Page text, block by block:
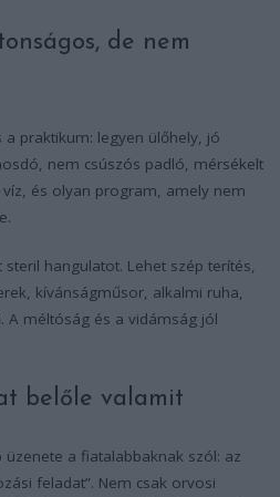
de nem
praktikum: legyen ülőhely, jó
nem csúszós padló, mérsékelt
és olyan program, amely nem
hangulatot. Lehet szép terítés,
kívánságműsor, alkalmi ruha,
méltóság és a vidámság jól
belőle valamit
üzenete a fiatalabbaknak szól: az
feladat”. Nem csak orvosi